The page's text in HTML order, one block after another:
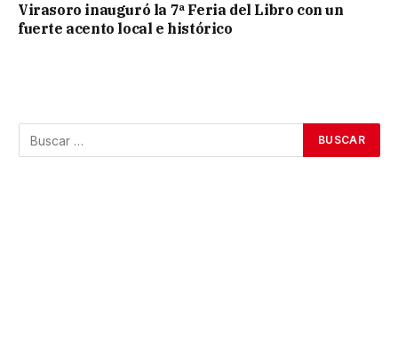
Virasoro inauguró la 7ª Feria del Libro con un
fuerte acento local e histórico